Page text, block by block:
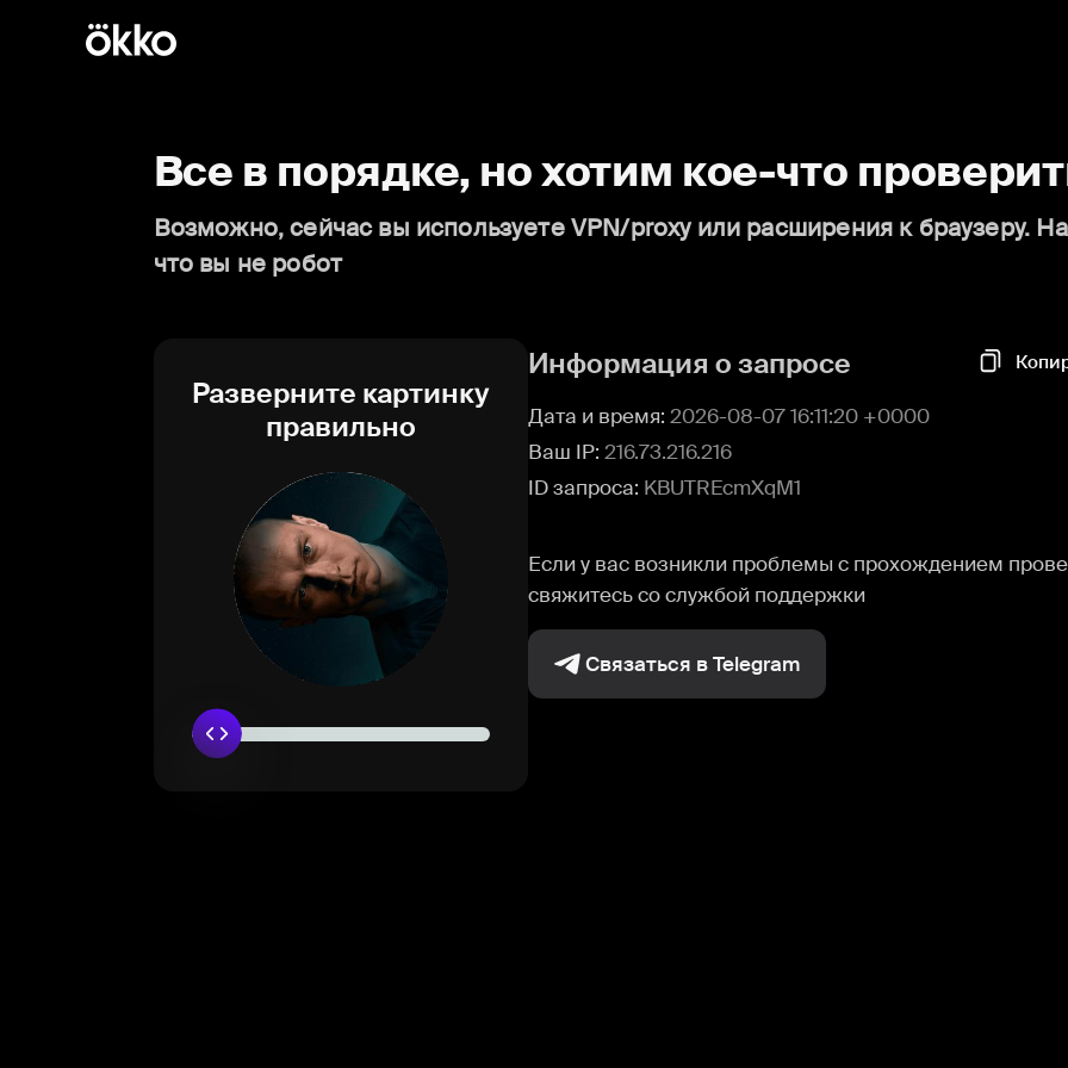
Все в порядке, но хотим кое-что
Возможно, сейчас вы используете VPN/proxy или расширения к браузеру.
что вы не робот
Разверните картинку
правильно
Информация о запросе
Дата и время: 2026-08-07 16:11:20 +0000
Ваш IP: 216.73.216.216
ID запроса: KBUTREcmXqM1
Если у вас возникли проблемы с прохождением
свяжитесь со службой поддержки
Связаться в Telegram